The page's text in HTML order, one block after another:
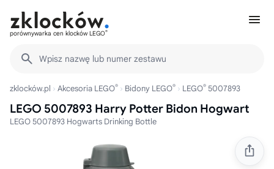
porównywarka cen klocków LEGO®
Wpisz nazwę lub numer zestawu
zklocków.pl Akcesoria LEGO® Bidony LEGO® LEGO® 5007893
LEGO 5007893 Harry Potter Bidon Hogwart
LEGO 5007893 Hogwarts Drinking Bottle